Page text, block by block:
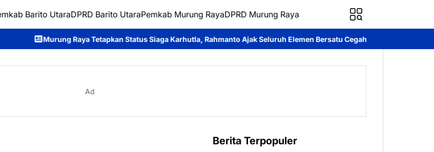
Barito UtaraDPRD Barito UtaraPemkab Murung RayaDPRD Murung Raya
Tetapkan Status Siaga Karhutla, Rahmanto Ajak Seluruh Elemen Bersatu Cegah Bencana Perkuat Sinergi dan Layanan
Ad
Berita Terpopuler